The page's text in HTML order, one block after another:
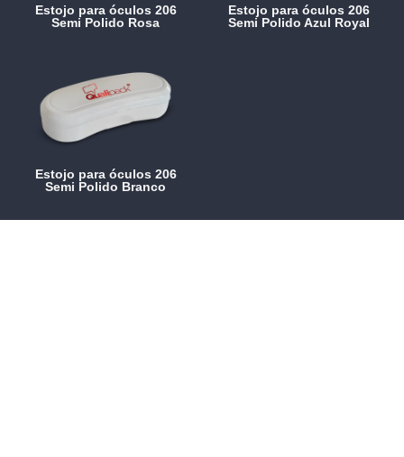
Estojo para óculos 206
Semi Polido Rosa
Estojo para óculos 206
Semi Polido Azul Royal
Estojo para óculos 206
Semi Polido Branco